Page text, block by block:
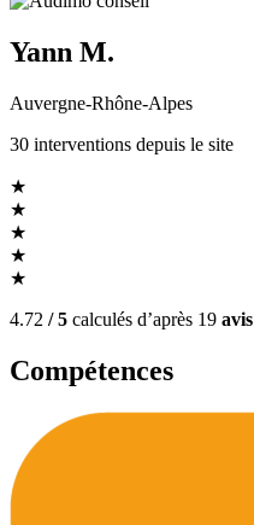
Yann M.
Auvergne-Rhône-Alpes
30 interventions depuis le site
★
★
★
★
★
4.72 / 5 calculés d’après 19 avis
Compétences